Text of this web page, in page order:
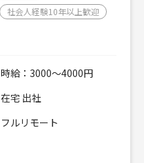
社会人経験10年以上歓迎
時給：3000～4000円
在宅 出社
フルリモート